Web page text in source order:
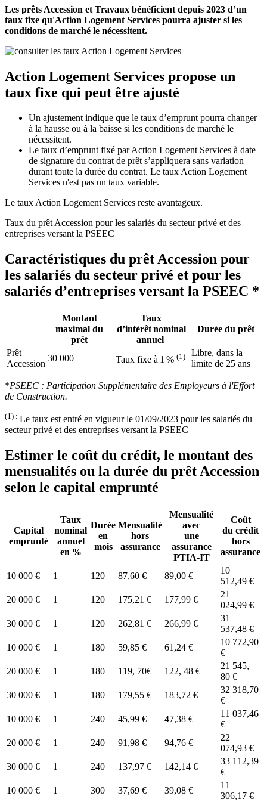
Les prêts Accession et Travaux bénéficient depuis 2023 d’un
taux fixe qu'Action Logement Services pourra ajuster si les
conditions de marché le nécessitent.
Action Logement Services propose un
taux fixe qui peut être ajusté
Un ajustement indique que le taux d’emprunt pourra changer
à la hausse ou à la baisse si les conditions de marché le
nécessitent.
Le taux d’emprunt fixé par Action Logement Services à date
de signature du contrat de prêt s’appliquera sans variation
durant toute la durée du contrat. Le taux Action Logement
Services n'est pas un taux variable.
Le taux Action Logement Services reste avantageux.
Taux du prêt Accession pour les salariés du secteur privé et des
entreprises versant la PSEEC
Caractéristiques du prêt Accession pour
les salariés du secteur privé et pour les
salariés d’entreprises versant la PSEEC *
Montant
maximal du
prêt
Taux
d’intérêt nominal
annuel
Durée du prêt
Prêt
Accession
30 000 Taux fixe à 1 % (1)
Libre, dans la
limite de 25 ans
*PSEEC : Participation Supplémentaire des Employeurs à l'Effort
de Construction.
(1) : Le taux est entré en vigueur le 01/09/2023 pour les salariés du
secteur privé et des entreprises versant la PSEEC
Estimer le coût du crédit, le montant des
mensualités ou la durée du prêt Accession
selon le capital emprunté
Capital
emprunté
Taux
nominal
annuel
en %
Durée
en
mois
Mensualité
hors
assurance
Mensualité
avec
une
assurance
PTIA-IT
Coût
du crédit
hors
assurance
10 000 € 1 120 87,60 € 89,00 €
10
512,49 €
20 000 €
1 120 175,21 € 177,99 €
21
024,99 €
30 000 €
1 120 262,81 € 266,99 €
31
537,48 €
10 000 €
1 180 59,85 € 61,24 €
10 772,90
€
20 000 €
1 180 119, 70€ 122, 48 €
21 545,
80 €
30 000 €
1 180 179,55 € 183,72 €
32 318,70
€
10 000 €
1 240 45,99 € 47,38 €
11 037,46
€
20 000 €
1 240 91,98 € 94,76 €
22
074,93 €
30 000 €
1 240 137,97 € 142,14 €
33 112,39
€
10 000 €
1 300 37,69 € 39,08 €
11
306,17 €